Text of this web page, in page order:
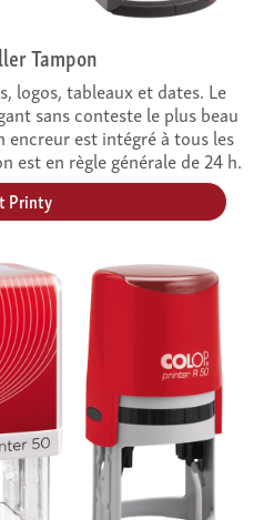
Tampon
logos, tableaux et dates. Le
sans conteste le plus beau
est intégré à tous les
est en règle générale de 24 h.
Printy